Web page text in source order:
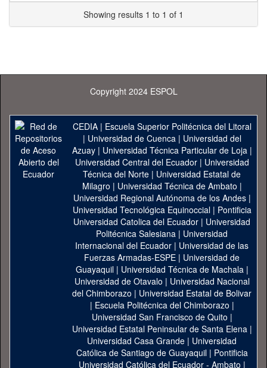
Showing results 1 to 1 of 1
Copyright 2024 ESPOL
CEDIA| Escuela Superior Politécnica del Litoral
| Universidad de Cuenca| Universidad del
Azuay| Universidad Técnica Particular de Loja|
Universidad Central del Ecuador| Universidad
Técnica del Norte | Universidad Estatal de
Milagro | Universidad Técnica de Ambato |
Universidad Regional Autónoma de los Andes|
Universidad Tecnológica Equinoccial| Pontificia
Universidad Catolica del Ecuador | Universidad
Politécnica Salesiana | Universidad
Internacional del Ecuador | Universidad de las
Fuerzas Armadas-ESPE | Universidad de
Guayaquil| Universidad Técnica de Machala|
Universidad de Otavalo | Universidad Nacional
del Chimborazo | Universidad Estatal de Bolivar
| Escuela Politécnica del Chimborazo |
Universidad San Francisco de Quito |
Universidad Estatal Peninsular de Santa Elena|
Universidad Casa Grande | Universidad
Católica de Santiago de Guayaquil| Pontificia
Universidad Católica del Ecuador - Ambato |